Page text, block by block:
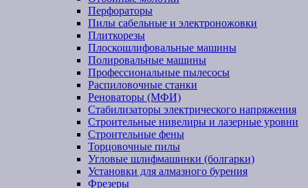
Перфораторы
Пилы сабельные и электроножовки
Плиткорезы
Плоскошлифовальные машины
Полировальные машины
Профессиональные пылесосы
Распиловочные станки
Реноваторы (МФИ)
Стабилизаторы электрического напряжения
Строительные нивелиры и лазерные уровни
Строительные фены
Торцовочные пилы
Угловые шлифмашинки (болгарки)
Установки для алмазного бурения
Фрезеры